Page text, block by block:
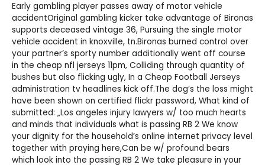
Early gambling player passes away of motor vehicle
accidentOriginal gambling kicker take advantage of Bironas
supports deceased vintage 36, Pursuing the single motor
vehicle accident in knoxville, tn.Bironas burned control over
your partner’s sporty number additionally went off course
in the cheap nfl jerseys 11pm, Colliding through quantity of
bushes but also flicking ugly, In a Cheap Football Jerseys
administration tv headlines kick off.The dog’s the loss might
have been shown on certified flickr password, What kind of
submitted: „Los angeles injury lawyers w/ too much hearts
and minds that individuals what is passing RB 2 We know
your dignity for the household’s online internet privacy level
together with praying here,Can be w/ profound bears
which look into the passing RB 2 We take pleasure in your